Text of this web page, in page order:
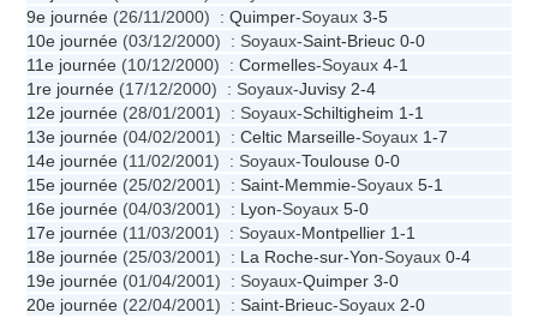
9e journée (26/11/2000) : Quimper-Soyaux 3-5
10e journée (03/12/2000) : Soyaux-Saint-Brieuc 0-0
11e journée (10/12/2000) : Cormelles-Soyaux 4-1
1re journée (17/12/2000) : Soyaux-Juvisy 2-4
12e journée (28/01/2001) : Soyaux-Schiltigheim 1-1
13e journée (04/02/2001) : Celtic Marseille-Soyaux 1-7
14e journée (11/02/2001) : Soyaux-Toulouse 0-0
15e journée (25/02/2001) : Saint-Memmie-Soyaux 5-1
16e journée (04/03/2001) : Lyon-Soyaux 5-0
17e journée (11/03/2001) : Soyaux-Montpellier 1-1
18e journée (25/03/2001) : La Roche-sur-Yon-Soyaux 0-4
19e journée (01/04/2001) : Soyaux-Quimper 3-0
20e journée (22/04/2001) : Saint-Brieuc-Soyaux 2-0